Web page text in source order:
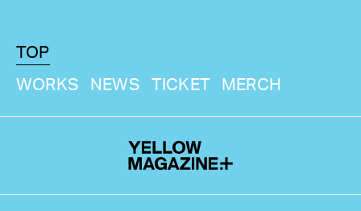
TOP
WORKS
NEWS TICKET MERCH